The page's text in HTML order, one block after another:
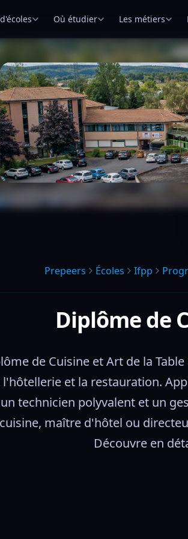
Où étudier Les métiers
Prepeers Écoles Ifpp
Diplôme de
de Cuisine et Art de la
et la restauration.
technicien polyvalent et un
maître d'hôtel ou
Découvre en